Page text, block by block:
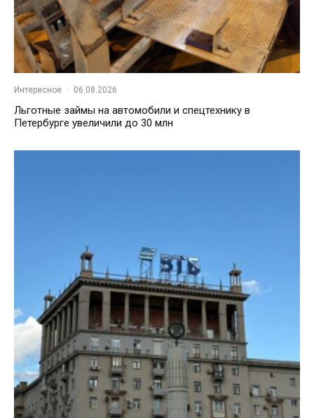
Интересное · 06.08.2026
Льготные займы на автомобили и спецтехнику в
Петербурге увеличили до 30 млн